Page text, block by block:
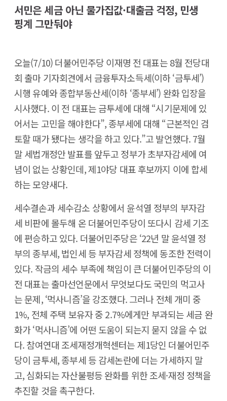
서민은 세금 아닌 물가집값·대출금 걱정, 민생
핑계 그만둬야
오늘(7/10) 더불어민주당 이재명 전 대표는 8월 전당대
회 출마 기자회견에서 금융투자소득세(이하 ‘금투세’)
시행 유예와 종합부동산세(이하 ‘종부세’) 완화 입장을
시사했다. 이 전 대표는 금투세에 대해 “시기문제에 있
어서는 고민을 해야한다”, 종부세에 대해 “근본적인 검
토할 때가 됐다는 생각을 하고 있다.”고 발언했다. 7월
말 세법개정안 발표를 앞두고 정부가 초부자감세에 여
념이 없는 상황인데, 제1야당 대표 후보까지 이에 합세
하는 모양새다.
세수결손과 세수감소 상황에서 윤석열 정부의 부자감
세 비판에 몰두해 온 더불어민주당이 또다시 감세 기조
에 편승하고 있다. 더불어민주당은 ‘22년 말 윤석열 정
부의 종부세, 법인세 등 부자감세 정책에 동조한 전력이
있다. 작금의 세수 부족에 책임이 큰 더불어민주당의 이
전 대표는 출마선언문에서 무엇보다도 국민의 먹고사
는 문제, ‘먹사니즘’을 강조했다. 그러나 전체 개미 중
1%, 전체 주택 보유자 중 2.7%에게만 부과되는 세금 완
화가 ‘먹사니즘’에 어떤 도움이 되는지 묻지 않을 수 없
다. 참여연대 조세재정개혁센터는 제1당인 더불어민주
당이 금투세, 종부세 등 감세논란에 더는 가세하지 말
고, 심화되는 자산불평등 완화를 위한 조세·재정 정책을
추진할 것을 촉구한다.